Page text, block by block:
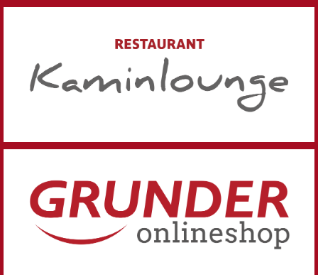
Bistro, Restaurant und Lounge.
Ihr Partner für Business-, Event- und Privatcatering,
Beratung und Service...
Zu Grunder Gourmet